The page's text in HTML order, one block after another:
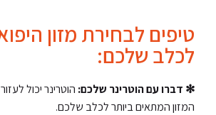
טיפים לבחירת מזון
לכלב שלכם:
✻ דברו עם הוטרינר שלכם:הוטרינר יכול לעזור
המזון המתאים ביותר לכלב שלכם.